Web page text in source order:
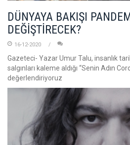
DÜNYAYA BAKIŞI
DEĞİŞTİRECEK?
16-12-2020
Gazeteci- Yazar Umur Talu, insanlık
salgınları kaleme aldığı “Senin Adın
değerlendiriyoruz